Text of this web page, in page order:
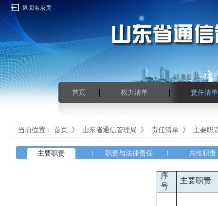
返回名录页
首页 权力清单 责任清单
当前位置： 首页 》 山东省通信管理局 》 责任清单 》 主要职
主要职责 职责与法律责任 共性职责
序
号
主要职责